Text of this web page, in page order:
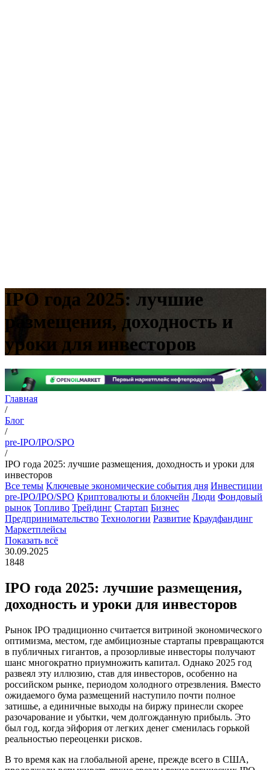
IPO года 2025: лучшие
размещения, доходность и
уроки для инвесторов
Главная
/
Блог
/
pre-IPO/IPO/SPO
/
IPO года 2025: лучшие размещения, доходность и уроки для
инвесторов
Все темы Ключевые экономические события дня Инвестиции
pre-IPO/IPO/SPO Криптовалюты и блокчейн Люди Фондовый
рынок Топливо Трейдинг Стартап Бизнес
Предпринимательство Технологии Развитие Краудфандинг
Маркетплейсы
Показать всё
30.09.2025
1848
IPO года 2025: лучшие размещения,
доходность и уроки для инвесторов
Рынок IPO традиционно считается витриной экономического
оптимизма, местом, где амбициозные стартапы превращаются
в публичных гигантов, а прозорливые инвесторы получают
шанс многократно приумножить капитал. Однако 2025 год
развеял эту иллюзию, став для инвесторов, особенно на
российском рынке, периодом холодного отрезвления. Вместо
ожидаемого бума размещений наступило почти полное
затишье, а единичные выходы на биржу принесли скорее
разочарование и убытки, чем долгожданную прибыль. Это
был год, когда эйфория от легких денег сменилась горькой
реальностью переоценки рисков.
В то время как на глобальной арене, прежде всего в США,